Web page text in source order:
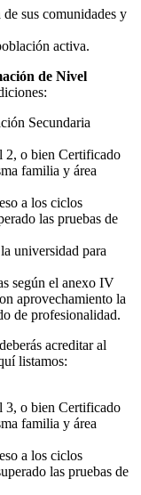
de sus comunidades y
activa.
de Nivel
Secundaria
2, o bien Certificado
familia y área
a los ciclos
las pruebas de
universidad para
según el anexo IV
aprovechamiento la
de profesionalidad.
acreditar al
listamos:
3, o bien Certificado
familia y área
a los ciclos
las pruebas de